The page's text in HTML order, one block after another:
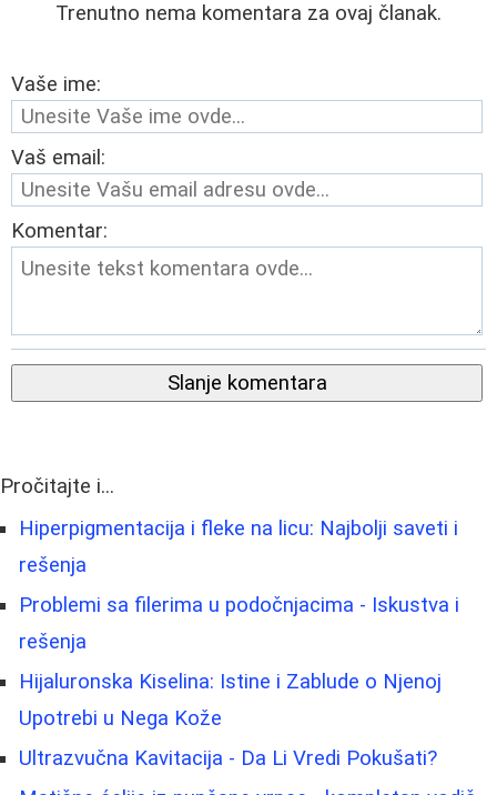
Trenutno nema komentara za ovaj članak.
Vaše ime:
Vaš email:
Komentar:
Slanje komentara
Pročitajte i...
Hiperpigmentacija i fleke na licu: Najbolji saveti i
rešenja
Problemi sa filerima u podočnjacima - Iskustva i
rešenja
Hijaluronska Kiselina: Istine i Zablude o Njenoj
Upotrebi u Nega Kože
Ultrazvučna Kavitacija - Da Li Vredi Pokušati?